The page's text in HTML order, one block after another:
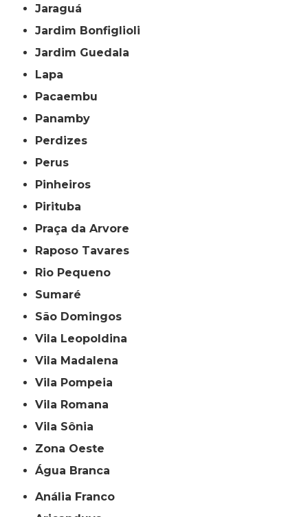
Jaraguá
Jardim Bonfiglioli
Jardim Guedala
Lapa
Pacaembu
Panamby
Perdizes
Perus
Pinheiros
Pirituba
Praça da Arvore
Raposo Tavares
Rio Pequeno
Sumaré
São Domingos
Vila Leopoldina
Vila Madalena
Vila Pompeia
Vila Romana
Vila Sônia
Zona Oeste
Água Branca
Anália Franco